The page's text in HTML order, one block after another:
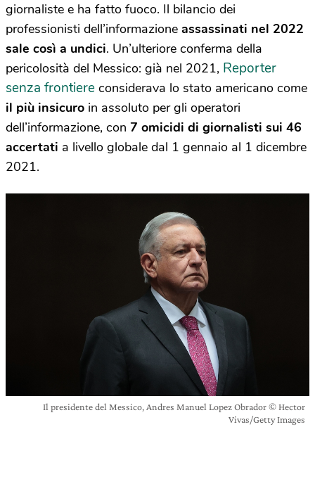
giornaliste e ha fatto fuoco. Il bilancio dei
professionisti dell’informazione assassinati nel 2022
sale così a undici. Un’ulteriore conferma della
pericolosità del Messico: già nel 2021, Reporter
senza frontiere considerava lo stato americano come
il più insicuro in assoluto per gli operatori
dell’informazione, con 7 omicidi di giornalisti sui 46
accertati a livello globale dal 1 gennaio al 1 dicembre
2021.
Il presidente del Messico, Andres Manuel Lopez Obrador © Hector
Vivas/Getty Images